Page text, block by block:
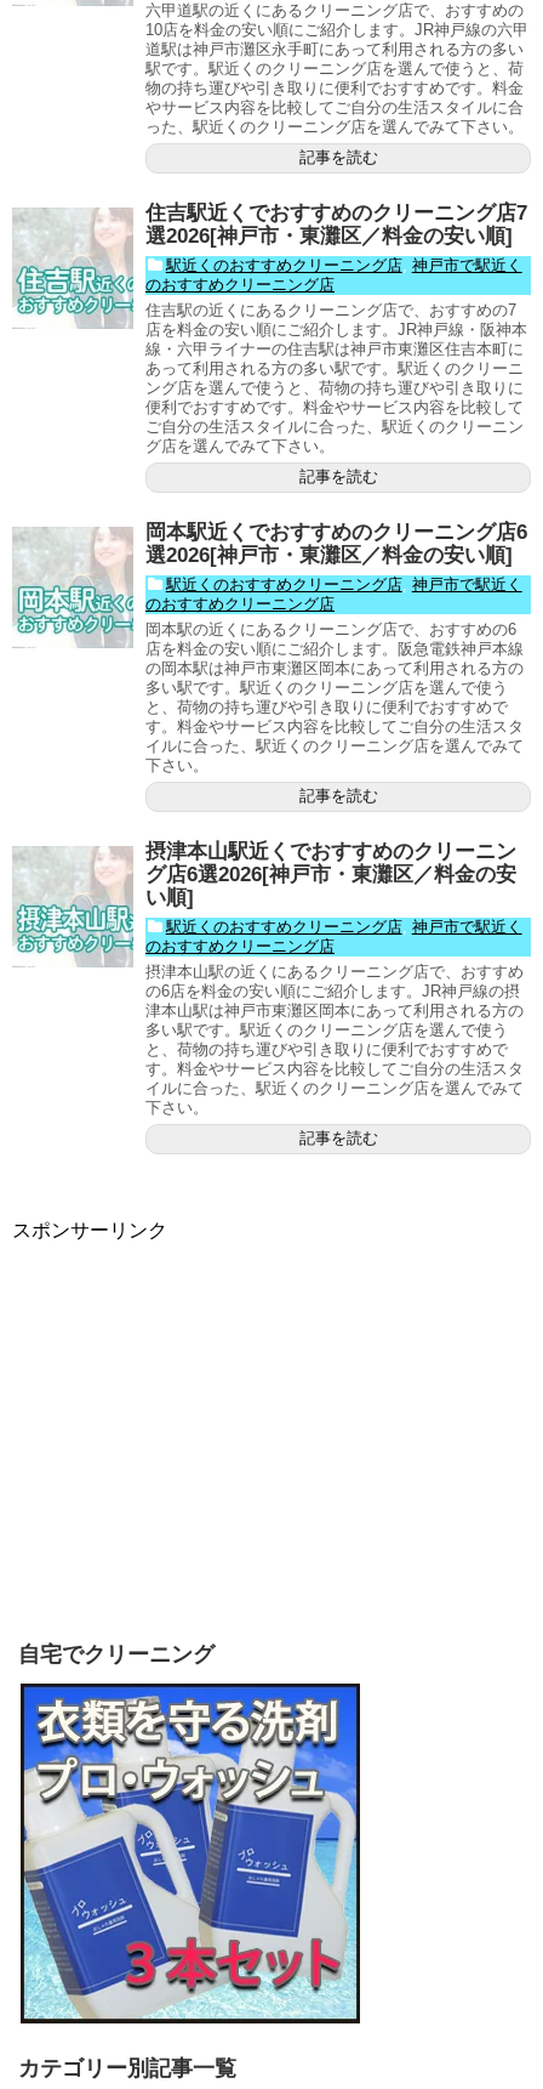
六甲道駅の近くにあるクリーニング店で、おすすめの
10店を料金の安い順にご紹介します。JR神戸線の六甲
道駅は神戸市灘区永手町にあって利用される方の多い
駅です。駅近くのクリーニング店を選んで使うと、荷
物の持ち運びや引き取りに便利でおすすめです。料金
やサービス内容を比較してご自分の生活スタイルに合
った、駅近くのクリーニング店を選んでみて下さい。
記事を読む
住吉駅近くでおすすめのクリーニング店7
選2026[神戸市・東灘区／料金の安い順]
駅近くのおすすめクリーニング店, 神戸市で駅近く
のおすすめクリーニング店
住吉駅の近くにあるクリーニング店で、おすすめの7
店を料金の安い順にご紹介します。JR神戸線・阪神本
線・六甲ライナーの住吉駅は神戸市東灘区住吉本町に
あって利用される方の多い駅です。駅近くのクリーニ
ング店を選んで使うと、荷物の持ち運びや引き取りに
便利でおすすめです。料金やサービス内容を比較して
ご自分の生活スタイルに合った、駅近くのクリーニン
グ店を選んでみて下さい。
記事を読む
岡本駅近くでおすすめのクリーニング店6
選2026[神戸市・東灘区／料金の安い順]
駅近くのおすすめクリーニング店, 神戸市で駅近く
のおすすめクリーニング店
岡本駅の近くにあるクリーニング店で、おすすめの6
店を料金の安い順にご紹介します。阪急電鉄神戸本線
の岡本駅は神戸市東灘区岡本にあって利用される方の
多い駅です。駅近くのクリーニング店を選んで使う
と、荷物の持ち運びや引き取りに便利でおすすめで
す。料金やサービス内容を比較してご自分の生活スタ
イルに合った、駅近くのクリーニング店を選んでみて
下さい。
記事を読む
摂津本山駅近くでおすすめのクリーニン
グ店6選2026[神戸市・東灘区／料金の安
い順]
駅近くのおすすめクリーニング店, 神戸市で駅近く
のおすすめクリーニング店
摂津本山駅の近くにあるクリーニング店で、おすすめ
の6店を料金の安い順にご紹介します。JR神戸線の摂
津本山駅は神戸市東灘区岡本にあって利用される方の
多い駅です。駅近くのクリーニング店を選んで使う
と、荷物の持ち運びや引き取りに便利でおすすめで
す。料金やサービス内容を比較してご自分の生活スタ
イルに合った、駅近くのクリーニング店を選んでみて
下さい。
記事を読む
スポンサーリンク
自宅でクリーニング
カテゴリー別記事一覧